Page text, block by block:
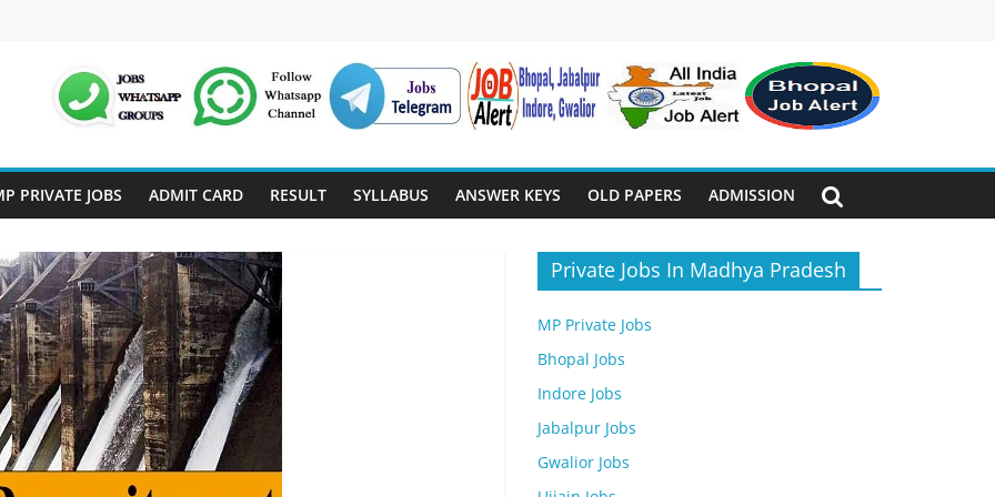
PRIVATE JOBS ADMIT CARD RESULT SYLLABUS ANSWER KEYS OLD PAPERS ADMISSION
Private Jobs In Madhya Pradesh
MP Private Jobs
Bhopal Jobs
Indore Jobs
Jabalpur Jobs
Gwalior Jobs